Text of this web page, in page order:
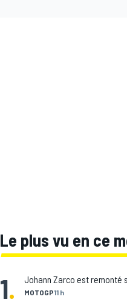
Le plus vu en ce
1. MOTOGP11 h
Johann Zarco est remonté